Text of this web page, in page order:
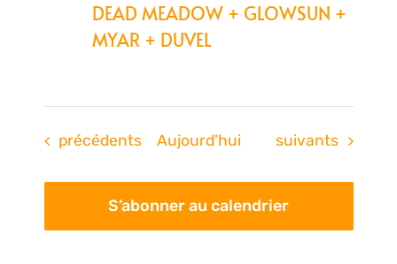
DEAD MEADOW + GLOWSUN +
MYAR + DUVEL
Évènements
précédents Aujourd'hui Évènements
suivants
S’abonner au calendrier